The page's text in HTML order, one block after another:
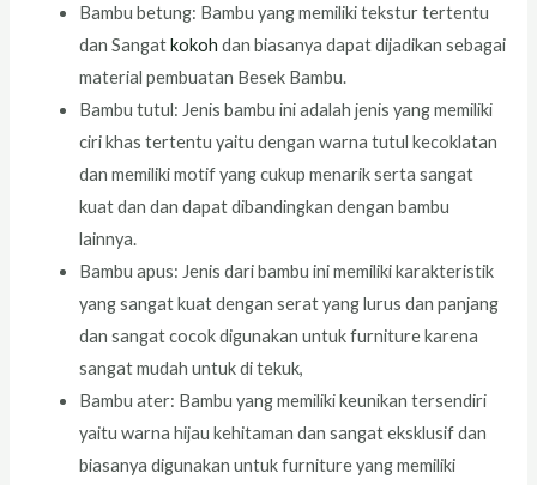
Bambu betung: Bambu yang memiliki tekstur tertentu
dan Sangatkokoh dan biasanya dapat dijadikan sebagai
material pembuatan Besek Bambu.
Bambu tutul: Jenis bambu ini adalah jenis yang memiliki
ciri khas tertentu yaitu dengan warna tutul kecoklatan
dan memiliki motif yang cukup menarik serta sangat
kuat dan dan dapat dibandingkan dengan bambu
lainnya.
Bambu apus: Jenis dari bambu ini memiliki karakteristik
yang sangat kuat dengan serat yang lurus dan panjang
dan sangat cocok digunakan untuk furniture karena
sangat mudah untuk di tekuk,
Bambu ater: Bambu yang memiliki keunikan tersendiri
yaitu warna hijau kehitaman dan sangat eksklusif dan
biasanya digunakan untuk furniture yang memiliki